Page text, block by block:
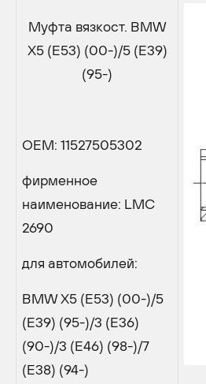
Муфта вязкост. BMW
X5 (E53) (00-)/5 (E39)
(95-)
OEM: 11527505302
фирменное
наименование: LMC
2690
для автомобилей:
BMW X5 (E53) (00-)/5
(E39) (95-)/3 (E36)
(90-)/3 (E46) (98-)/7
(E38) (94-)